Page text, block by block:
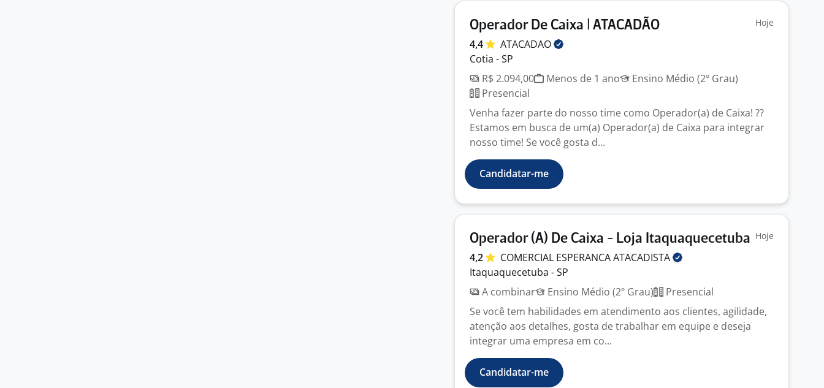
Operador De Caixa | ATACADÃO Hoje
4,4
ATACADAO
Cotia - SP
R$ 2.094,00
Menos de 1 ano
Ensino Médio (2º Grau)
Presencial
Venha fazer parte do nosso time como Operador(a) de Caixa! ??
Estamos em busca de um(a) Operador(a) de Caixa para integrar
nosso time! Se você gosta d...
Candidatar-me
Operador (A) De Caixa - Loja Itaquaquecetuba Hoje
4,2 COMERCIAL ESPERANCAATACADISTA
Itaquaquecetuba - SP
A combinar
Ensino Médio (2º Grau)
Presencial
Se você tem habilidades em atendimento aos clientes, agilidade,
atenção aos detalhes, gosta de trabalhar em equipe e deseja
integrar uma empresa em co...
Candidatar-me